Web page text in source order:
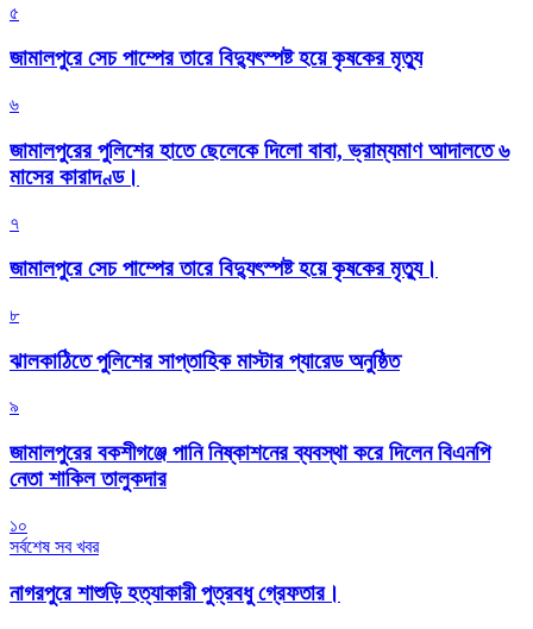
৫
জামালপুরে সেচ পাম্পের তারে বিদ্যুৎস্পষ্ট হয়ে কৃষকের মৃত্যু
৬
জামালপুরের পুলিশের হাতে ছেলেকে দিলো বাবা, ভ্রাম্যমাণ আদালতে ৬
মাসের কারাদণ্ড।
৭
জামালপুরে সেচ পাম্পের তারে বিদ্যুৎস্পষ্ট হয়ে কৃষকের মৃত্যু।
৮
‎ঝালকাঠিতে পুলিশের সাপ্তাহিক মাস্টার প্যারেড অনুষ্ঠিত
৯
জামালপুরের বকশীগঞ্জে পানি নিষ্কাশনের ব্যবস্থা করে দিলেন বিএনপি
নেতা শাকিল তালুকদার
১০
সর্বশেষ সব খবর
নাগরপুরে শাশুড়ি হত্যাকারী পুত্রবধু গ্রেফতার।